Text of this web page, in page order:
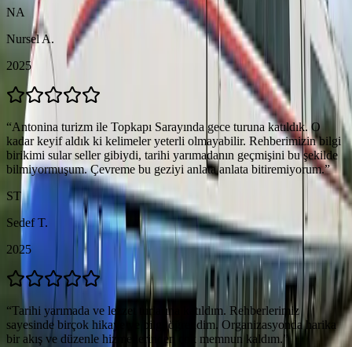
NA
Nursel A.
2025
“Antonina turizm ile Topkapı Sarayında gece turuna katıldık. O
kadar keyif aldık ki kelimeler yeterli olmayabilir. Rehberimizin bilgi
birikimi sular seller gibiydi, tarihi yarımadanın geçmişini bu şekilde
bilmiyormuşum. Çevreme bu geziyi anlata anlata bitiremiyorum.”
ST
Sedef T.
2025
“Tarihi yarımada ve lezzet turlarına katıldım. Rehberlerimiz
sayesinde birçok hikaye ve bilgi öğrendim. Organizasyonda harika
bir akış ve düzenle hizmetlerinden çok memnun kaldım.”